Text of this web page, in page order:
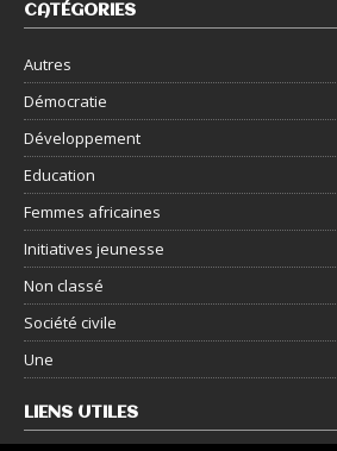
CATÉGORIES
Autres
Démocratie
Développement
Education
Femmes africaines
Initiatives jeunesse
Non classé
Société civile
Une
LIENS UTILES